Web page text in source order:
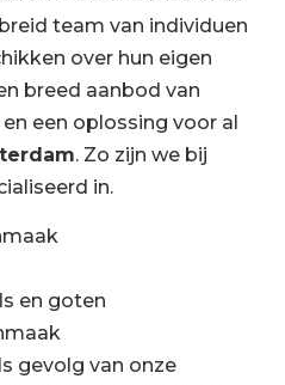
team van individuen
over hun eigen
breed aanbod van
en een oplossing voor al
. Zo zijn we bij
in.
en goten
gevolg van onze